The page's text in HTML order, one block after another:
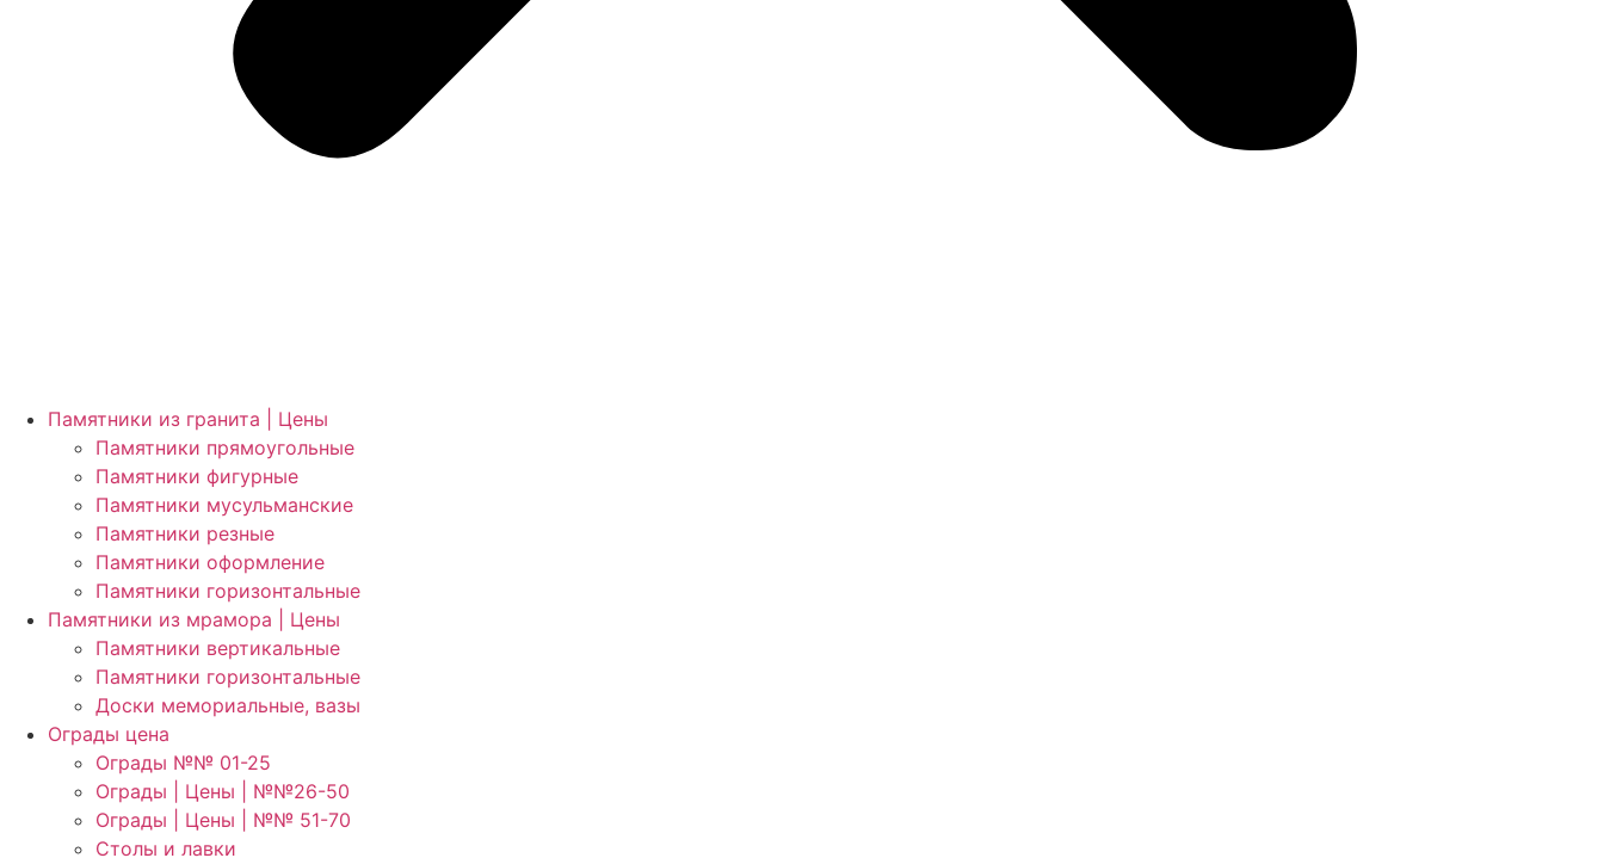
Памятники из гранита | Цены
Памятники прямоугольные
Памятники фигурные
Памятники мусульманские
Памятники резные
Памятники оформление
Памятники горизонтальные
Памятники из мрамора | Цены
Памятники вертикальные
Памятники горизонтальные
Доски мемориальные, вазы
Ограды цена
Ограды №№ 01-25
Ограды | Цены | №№26-50
Ограды | Цены | №№ 51-70
Столы и лавки